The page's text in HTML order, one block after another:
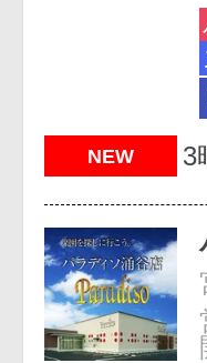
NEW 3